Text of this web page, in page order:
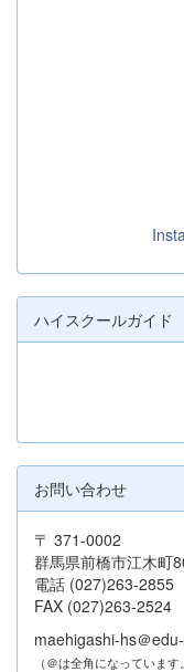
ハイスクールガイド
お問い合わせ
〒 371-0002
群馬県前橋市江木町
電話 (027)263-2855
FAX (027)263-2524
maehigashi-hs＠
（＠は全角になっています。